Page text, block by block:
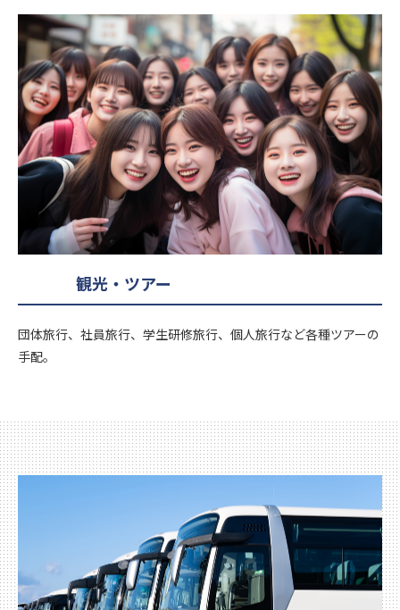
観光・ツアー
団体旅行、社員旅行、学生研修旅行、個人旅行など各種ツアーの
手配。